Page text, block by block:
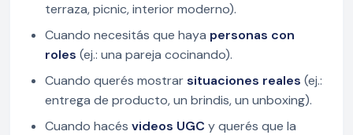
terraza, picnic, interior moderno).
Cuando necesitás que haya personas con
roles (ej.: una pareja cocinando).
Cuando querés mostrarsituaciones reales (ej.:
entrega de producto, un brindis, un unboxing).
Cuando hacés videos UGC y querés que la